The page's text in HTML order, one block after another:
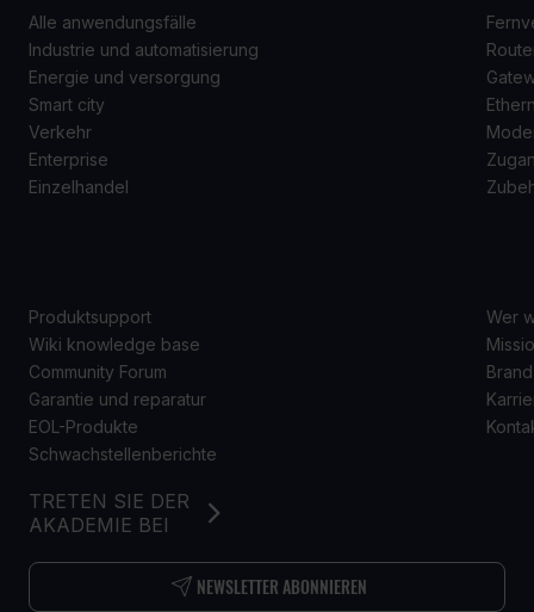
TRETEN SIE DER
AKADEMIE BEI
NEWSLETTER ABONNIEREN
Alle anwendungsfälle
Industrie und automatisierung
Energie und versorgung
Smart city
Verkehr
Enterprise
Einzelhandel
Produktsupport
Wiki knowledge base
Community Forum
Garantie und reparatur
EOL-Produkte
Schwachstellenberichte
Wer